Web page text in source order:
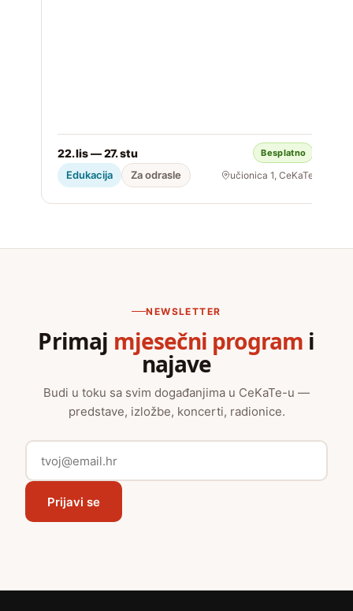
22. lis — 27. stu Besplatno
Edukacija Za odrasle učionica 1, CeKaTe
NEWSLETTER
Primaj mjesečni program i
najave
Budi u toku sa svim događanjima u CeKaTe-u —
predstave, izložbe, koncerti, radionice.
Prijavi se